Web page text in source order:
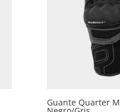
Guante Quarter